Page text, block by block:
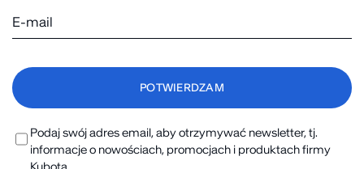
Podaj swój adres email, aby otrzymywać newsletter, tj.
informacje o nowościach, promocjach i produktach firmy